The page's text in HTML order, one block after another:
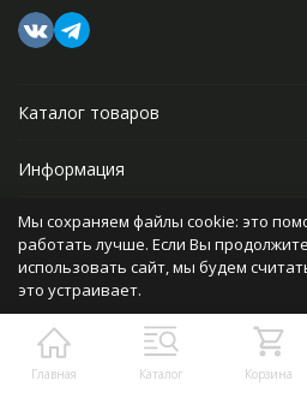
Главная Каталог Корзина
Каталог товаров
Информация
Прочее
Политика персональных данных
Разработано в
bodysite.ru
Мы сохраняем файлы cookie: это
работать лучше. Если Вы продолжите
использовать сайт, мы будем
это устраивает.